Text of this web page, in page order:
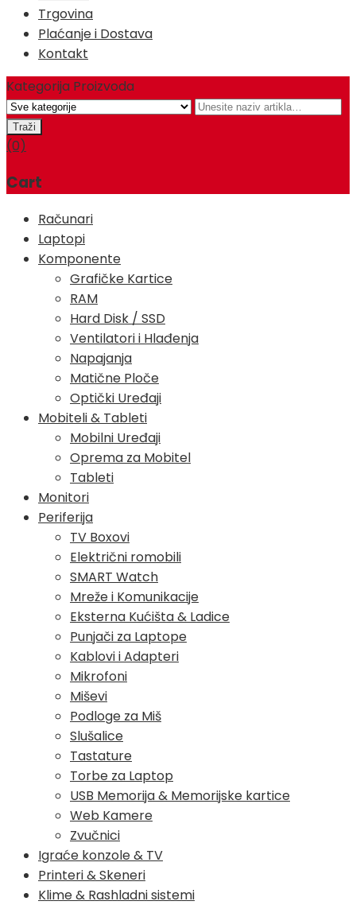
Trgovina
Plaćanje i Dostava
Kontakt
Kategorija Proizvoda
(0)
Cart
Računari
Laptopi
Komponente
Grafičke Kartice
RAM
Hard Disk / SSD
Ventilatori i Hlađenja
Napajanja
Matične Ploče
Optički Uređaji
Mobiteli & Tableti
Mobilni Uređaji
Oprema za Mobitel
Tableti
Monitori
Periferija
TV Boxovi
Električni romobili
SMART Watch
Mreže i Komunikacije
Eksterna Kućišta & Ladice
Punjači za Laptope
Kablovi i Adapteri
Mikrofoni
Miševi
Podloge za Miš
Slušalice
Tastature
Torbe za Laptop
USB Memorija & Memorijske kartice
Web Kamere
Zvučnici
Igraće konzole & TV
Printeri & Skeneri
Klime & Rashladni sistemi